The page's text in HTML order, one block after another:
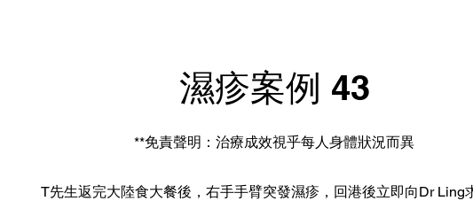
濕疹案例 43
**免責聲明：治療成效視乎每人身體狀況而異
T先生返完大陸食大餐後，右手手臂突發濕疹，回港後立即向Dr Ling